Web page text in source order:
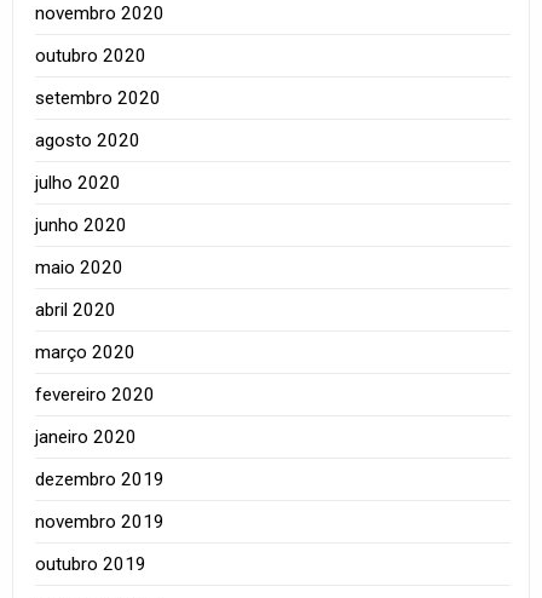
novembro 2020
outubro 2020
setembro 2020
agosto 2020
julho 2020
junho 2020
maio 2020
abril 2020
março 2020
fevereiro 2020
janeiro 2020
dezembro 2019
novembro 2019
outubro 2019